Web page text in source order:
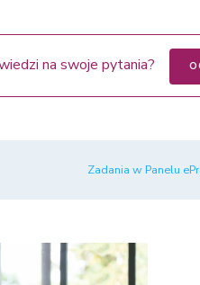
na swoje pytania?
Zadania w Panelu